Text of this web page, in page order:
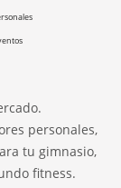
personales,
tu gimnasio,
fitness.